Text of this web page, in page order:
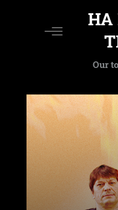
НА
Our